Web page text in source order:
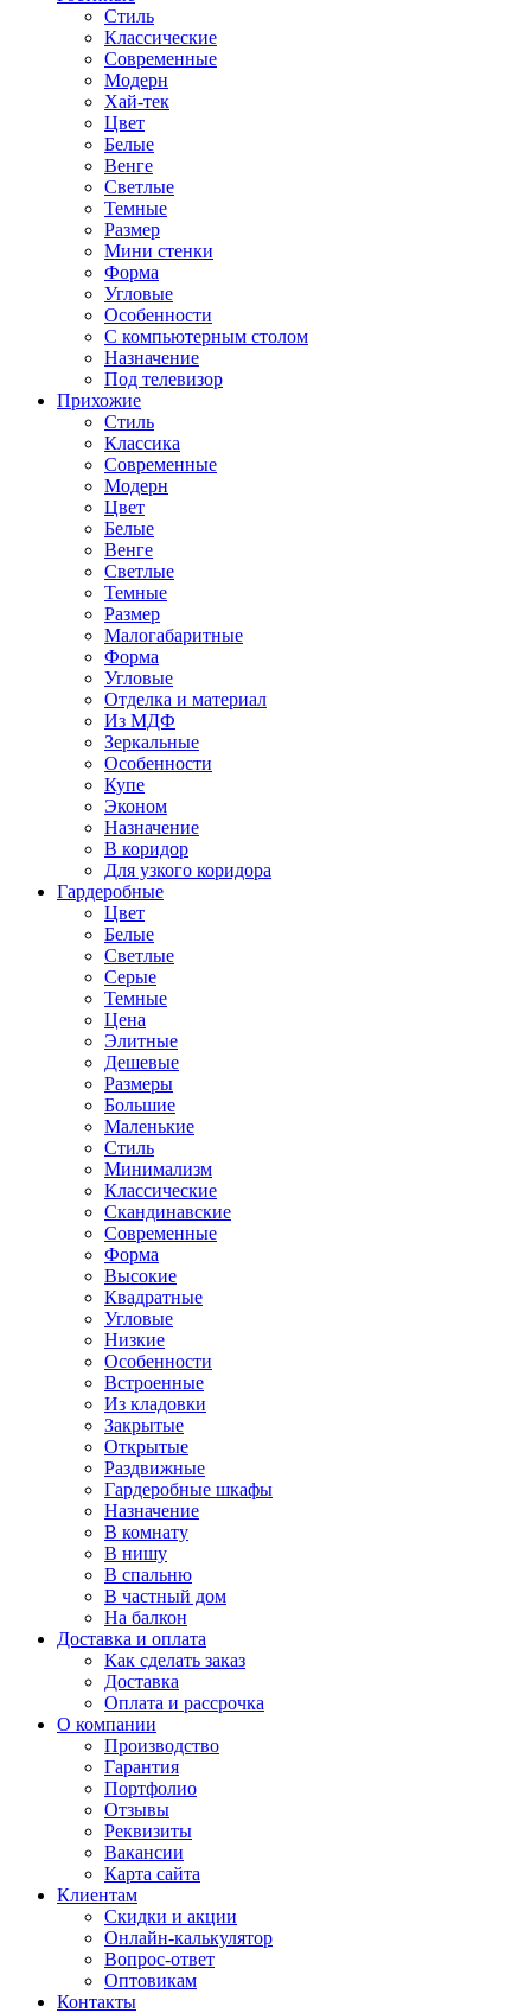
Стиль
Классические
Современные
Модерн
Хай-тек
Цвет
Белые
Венге
Светлые
Темные
Размер
Мини стенки
Форма
Угловые
Особенности
С компьютерным столом
Назначение
Под телевизор
Прихожие
Стиль
Классика
Современные
Модерн
Цвет
Белые
Венге
Светлые
Темные
Размер
Малогабаритные
Форма
Угловые
Отделка и материал
Из МДФ
Зеркальные
Особенности
Купе
Эконом
Назначение
В коридор
Для узкого коридора
Гардеробные
Цвет
Белые
Светлые
Серые
Темные
Цена
Элитные
Дешевые
Размеры
Большие
Маленькие
Стиль
Минимализм
Классические
Скандинавские
Современные
Форма
Высокие
Квадратные
Угловые
Низкие
Особенности
Встроенные
Из кладовки
Закрытые
Открытые
Раздвижные
Гардеробные шкафы
Назначение
В комнату
В нишу
В спальню
В частный дом
На балкон
Доставка и оплата
Как сделать заказ
Доставка
Оплата и рассрочка
О компании
Производство
Гарантия
Портфолио
Отзывы
Реквизиты
Вакансии
Карта сайта
Клиентам
Скидки и акции
Онлайн-калькулятор
Вопрос-ответ
Оптовикам
Контакты